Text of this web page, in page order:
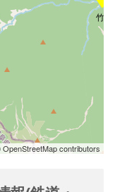
竹村
contributors